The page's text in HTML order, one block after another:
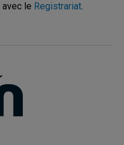
le Registrariat.